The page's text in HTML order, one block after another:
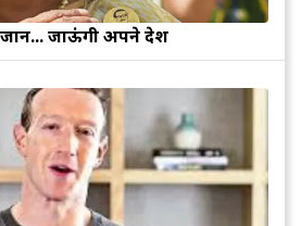
जाऊंगी अपने देश